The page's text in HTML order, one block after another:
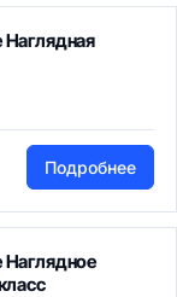
Наглядная
Подробнее
Наглядное